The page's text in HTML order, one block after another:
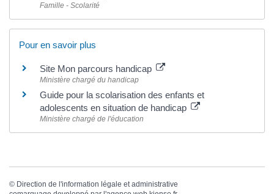
Famille - Scolarité
Pour en savoir plus
Site Mon parcours handicap
Ministère chargé du handicap
Guide pour la scolarisation des enfants et
adolescents en situation de handicap
Ministère chargé de l'éducation
© Direction de l'information légale et administrative